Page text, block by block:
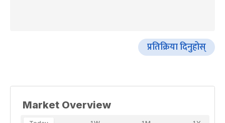
प्रतिक्रिया दिनुहोस्